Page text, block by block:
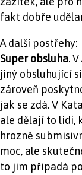
fakt dobře
A další postřehy:
Super obsluha.
jiný obsluhující
zároveň
jak se zdá. V
ale dělají to lidi,
hrozně
moc, ale
to jim připadá